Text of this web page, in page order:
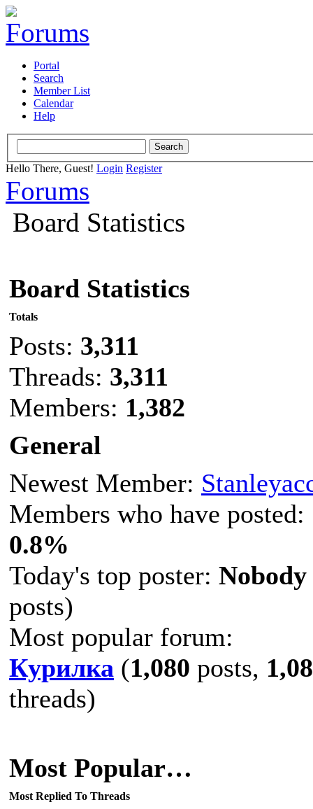
Portal
Search
Member List
Calendar
Help
Hello There, Guest! Login Register
Forums
Board Statistics
Board Statistics
Totals
Posts: 3,311
Threads: 3,311
Members: 1,382
General
Newest Member:
Members who have posted:
0.8%
Today's top poster: Nobody
posts)
Most popular forum:
Курилка (1,080 posts,
threads)
Most Popular…
Most Replied To Threads